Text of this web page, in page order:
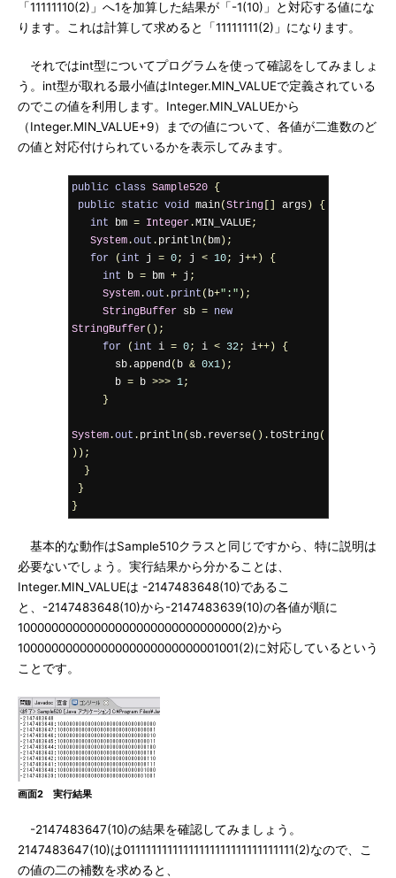
「11111110(2)」へ1を加算した結果が「-1(10)」と対応する値にな
ります。これは計算して求めると「11111111(2)」になります。
それではint型についてプログラムを使って確認をしてみましょ
う。int型が取れる最小値はInteger.MIN_VALUEで定義されている
のでこの値を利用します。Integer.MIN_VALUEから
（Integer.MIN_VALUE+9）までの値について、各値が二進数のど
の値と対応付けられているかを表示してみます。
public class Sample520
{
public
static void main(String[] args)
{
int bm = Integer.MIN_VALUE;
System.out . println( bm);
for
(int j = 0; j < 10; j++)
{
int b = bm + j ;
System.out . print ( b+":" );
StringBuffer sb =
new
StringBuffer();
for
(int i = 0; i < 32; i++)
{
       sb
.append( b & 0x1);
       b
= b >>> 1;
}
System.out . println( sb. reverse(). toString(
));
}
}
}
基本的な動作はSample510クラスと同じですから、特に説明は
必要ないでしょう。実行結果から分かることは、
Integer.MIN_VALUEは -2147483648(10)であるこ
と、-2147483648(10)から-2147483639(10)の各値が順に
10000000000000000000000000000000(2)から
10000000000000000000000000001001(2)に対応しているという
ことです。
画面2 実行結果
-2147483647(10)の結果を確認してみましょう。
2147483647(10)は01111111111111111111111111111111(2)なので、こ
の値の二の補数を求めると、